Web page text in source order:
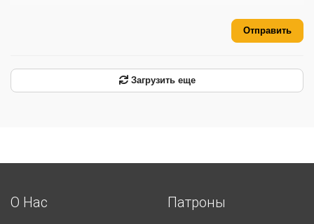
Отправить
Загрузить еще
О Нас Патроны